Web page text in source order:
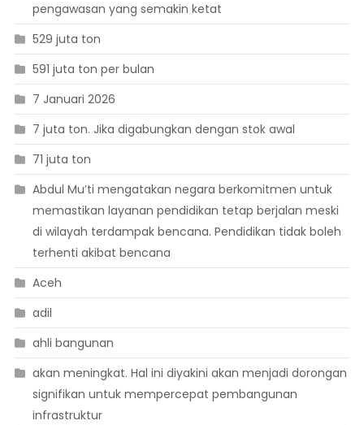
pengawasan yang semakin ketat
529 juta ton
591 juta ton per bulan
7 Januari 2026
7 juta ton. Jika digabungkan dengan stok awal
71 juta ton
Abdul Mu’ti mengatakan negara berkomitmen untuk
memastikan layanan pendidikan tetap berjalan meski
di wilayah terdampak bencana. Pendidikan tidak boleh
terhenti akibat bencana
Aceh
adil
ahli bangunan
akan meningkat. Hal ini diyakini akan menjadi dorongan
signifikan untuk mempercepat pembangunan
infrastruktur